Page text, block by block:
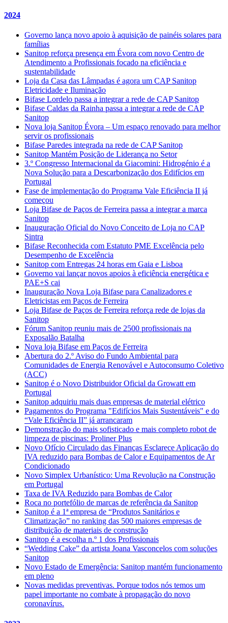
2024
Governo lança novo apoio à aquisição de painéis solares para
famílias
Sanitop reforça presença em Évora com novo Centro de
Atendimento a Profissionais focado na eficiência e
sustentabilidade
Loja da Casa das Lâmpadas é agora um CAP Sanitop
Eletricidade e Iluminação
Bifase Lordelo passa a integrar a rede de CAP Sanitop
Bifase Caldas da Rainha passa a integrar a rede de CAP
Sanitop
Nova loja Sanitop Évora – Um espaço renovado para melhor
servir os profissionais
Bifase Paredes integrada na rede de CAP Sanitop
Sanitop Mantém Posição de Liderança no Setor
3.º Congresso Internacional da Giacomini: Hidrogénio é a
Nova Solução para a Descarbonização dos Edifícios em
Portugal
Fase de implementação do Programa Vale Eficiência II já
começou
Loja Bifase de Paços de Ferreira passa a integrar a marca
Sanitop
Inauguração Oficial do Novo Conceito de Loja no CAP
Sintra
Bifase Reconhecida com Estatuto PME Excelência pelo
Desempenho de Excelência
Sanitop com Entregas 24 horas em Gaia e Lisboa
Governo vai lançar novos apoios à eficiência energética e
PAE+S cai
Inauguração Nova Loja Bifase para Canalizadores e
Eletricistas em Paços de Ferreira
Loja Bifase de Paços de Ferreira reforça rede de lojas da
Sanitop
Fórum Sanitop reuniu mais de 2500 profissionais na
Exposalão Batalha
Nova loja Bifase em Paços de Ferreira
Abertura do 2.º Aviso do Fundo Ambiental para
Comunidades de Energia Renovável e Autoconsumo Coletivo
(ACC)
Sanitop é o Novo Distribuidor Oficial da Growatt em
Portugal
Sanitop adquiriu mais duas empresas de material elétrico
Pagamentos do Programa "Edifícios Mais Sustentáveis" e do
“Vale Eficiência II” já arrancaram
Demonstração do mais sofisticado e mais completo robot de
limpeza de piscinas: Proliner Plus
Novo Ofício Circulado das Finanças Esclarece Aplicação do
IVA reduzido para Bombas de Calor e Equipamentos de Ar
Condicionado
Novo Simplex Urbanístico: Uma Revolução na Construção
em Portugal
Taxa de IVA Reduzido para Bombas de Calor
Roca no portefólio de marcas de referência da Sanitop
Sanitop é a 1ª empresa de “Produtos Sanitários e
Climatização” no ranking das 500 maiores empresas de
distribuição de materiais de construção
Sanitop é a escolha n.º 1 dos Profissionais
“Wedding Cake” da artista Joana Vasconcelos com soluções
Sanitop
Novo Estado de Emergência: Sanitop mantém funcionamento
em pleno
Novas medidas preventivas. Porque todos nós temos um
papel importante no combate à propagação do novo
coronavírus.